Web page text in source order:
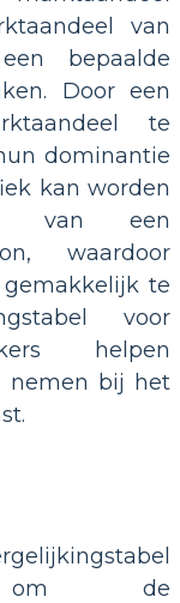
van
bepaalde
Door een
te
dominantie
kan worden
van een
waardoor
te
voor
helpen
nemen bij het
om de